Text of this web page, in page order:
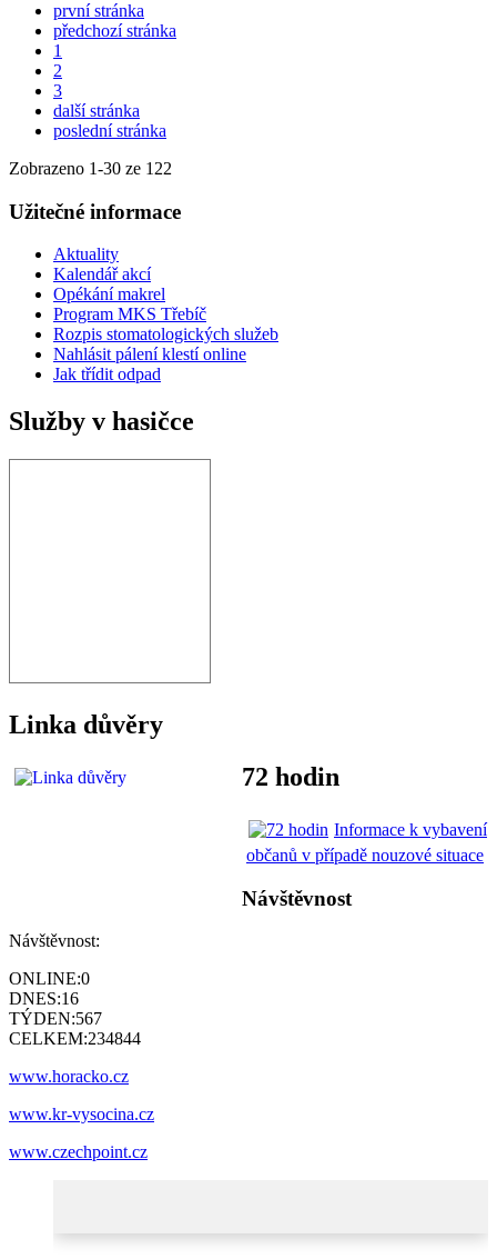
první stránka
předchozí stránka
1
2
3
další stránka
poslední stránka
Zobrazeno 1-30 ze 122
Užitečné informace
Aktuality
Kalendář akcí
Opékání makrel
Program MKS Třebíč
Rozpis stomatologických služeb
Nahlásit pálení klestí online
Jak třídit odpad
Služby v hasičce
Linka důvěry
72 hodin
Informace k vybavení
občanů v případě nouzové situace
Návštěvnost
Návštěvnost:
ONLINE:0
DNES:16
TÝDEN:567
CELKEM:234844
www.horacko.cz
www.kr-vysocina.cz
www.czechpoint.cz